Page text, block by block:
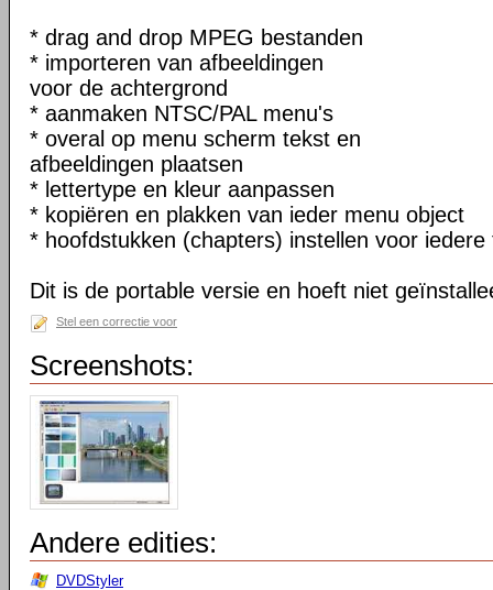
* drag and drop MPEG bestanden
* importeren van afbeeldingen
voor de achtergrond
* aanmaken NTSC/PAL menu's
* overal op menu scherm tekst en
afbeeldingen plaatsen
* lettertype en kleur aanpassen
* kopiëren en plakken van ieder menu object
* hoofdstukken (chapters) instellen voor iedere
Dit is de portable versie en hoeft niet
Stel een correctie voor
Screenshots:
Andere edities:
DVDStyler